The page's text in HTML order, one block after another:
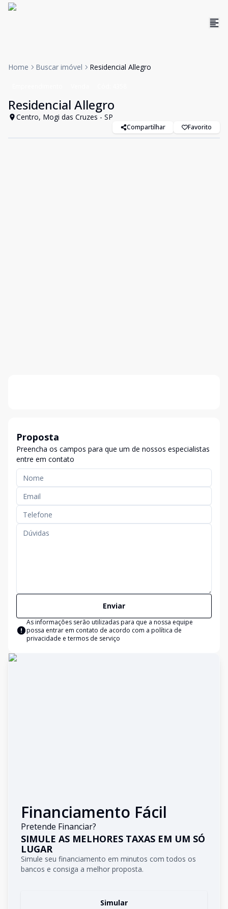
Home Buscar imóvel Residencial Allegro
Residencial Allegro
Centro, Mogi das Cruzes - SP
Compartilhar Favorito
Proposta
Preencha os campos para que um de nossos especialistas
entre em contato
Enviar
As informações serão utilizadas para que a nossa equipe
possa entrar em contato de acordo com a política de
privacidade e termos de serviço
Financiamento Fácil
Pretende Financiar?
SIMULE AS MELHORES TAXAS EM UM SÓ
LUGAR
Simule seu financiamento em minutos com todos os
bancos e consiga a melhor proposta.
Simular